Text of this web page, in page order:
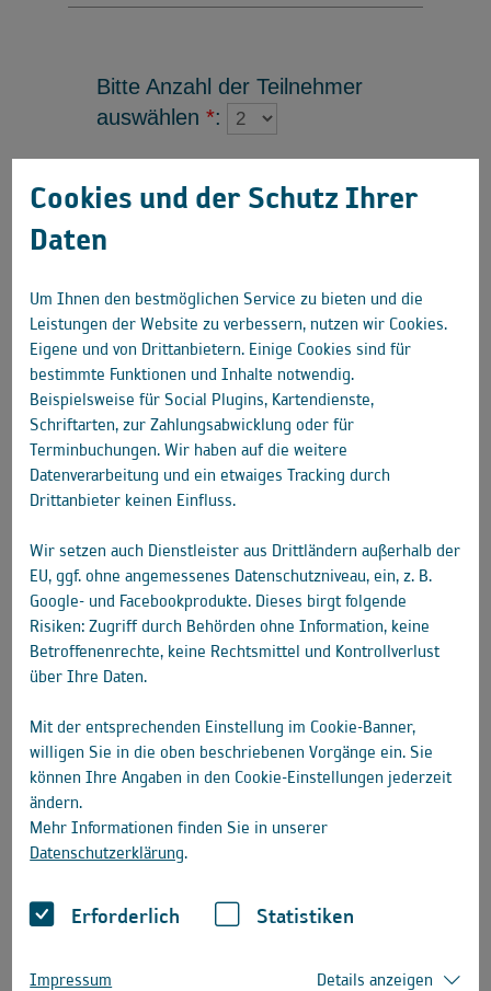
Cookies und der Schutz Ihrer
Daten
Um Ihnen den bestmöglichen Service zu bieten und die
Leistungen der Website zu verbessern, nutzen wir Cookies.
Eigene und von Drittanbietern. Einige Cookies sind für
bestimmte Funktionen und Inhalte notwendig.
Beispielsweise für Social Plugins, Kartendienste,
Schriftarten, zur Zahlungsabwicklung oder für
Terminbuchungen. Wir haben auf die weitere
Datenverarbeitung und ein etwaiges Tracking durch
Drittanbieter keinen Einfluss.
Wir setzen auch Dienstleister aus Drittländern außerhalb der
EU, ggf. ohne angemessenes Datenschutzniveau, ein, z. B.
Google- und Facebookprodukte. Dieses birgt folgende
Risiken: Zugriff durch Behörden ohne Information, keine
Betroffenenrechte, keine Rechtsmittel und Kontrollverlust
über Ihre Daten.
Mit der entsprechenden Einstellung im Cookie-Banner,
willigen Sie in die oben beschriebenen Vorgänge ein. Sie
können Ihre Angaben in den Cookie-Einstellungen jederzeit
ändern.
Mehr Informationen finden Sie in unserer
Datenschutzerklärung.
Erforderlich Statistiken
Impressum Details anzeigen